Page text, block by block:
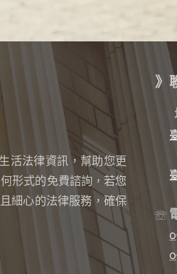
活法律資訊，幫助您更
形式的免費諮詢 ， 若您
細心的法律服務，確保
》
✉
☏